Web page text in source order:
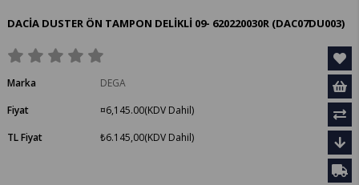
DACİA DUSTER ÖN TAMPON DELİKLİ 09- 620220030R (DAC07DU003)
Marka
DEGA
Fiyat
¤6,145.00(KDV Dahil)
TL Fiyat
₺6.145,00(KDV Dahil)